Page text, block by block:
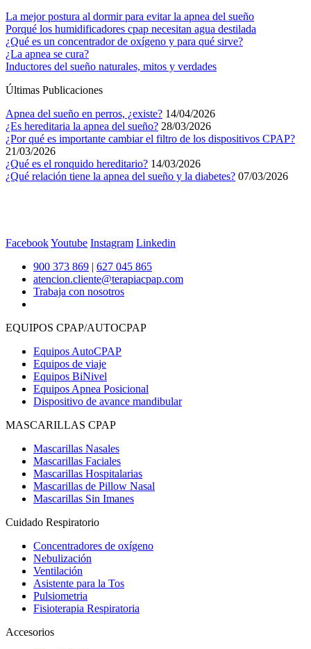
La mejor postura al dormir para evitar la apnea del sueño
Porqué los humidificadores cpap necesitan agua destilada
¿Qué es un concentrador de oxígeno y para qué sirve?
¿La apnea se cura?
Inductores del sueño naturales, mitos y verdades
Últimas Publicaciones
Apnea del sueño en perros, ¿existe? 14/04/2026
¿Es hereditaria la apnea del sueño? 28/03/2026
¿Por qué es importante cambiar el filtro de los dispositivos CPAP?
21/03/2026
¿Qué es el ronquido hereditario? 14/03/2026
¿Qué relación tiene la apnea del sueño y la diabetes? 07/03/2026
FacebookYoutube Instagram Linkedin
900 373 869 | 627 045 865
atencion.cliente@terapiacpap.com
Trabaja con nosotros
EQUIPOS CPAP/AUTOCPAP
Equipos AutoCPAP
Equipos de viaje
Equipos BiNivel
Equipos Apnea Posicional
Dispositivo de avance mandibular
MASCARILLAS CPAP
Mascarillas Nasales
Mascarillas Faciales
Mascarillas Hospitalarias
Mascarillas de Pillow Nasal
Mascarillas Sin Imanes
Cuidado Respiratorio
Concentradores de oxígeno
Nebulización
Ventilación
Asistente para la Tos
Pulsiometria
Fisioterapia Respiratoria
Accesorios